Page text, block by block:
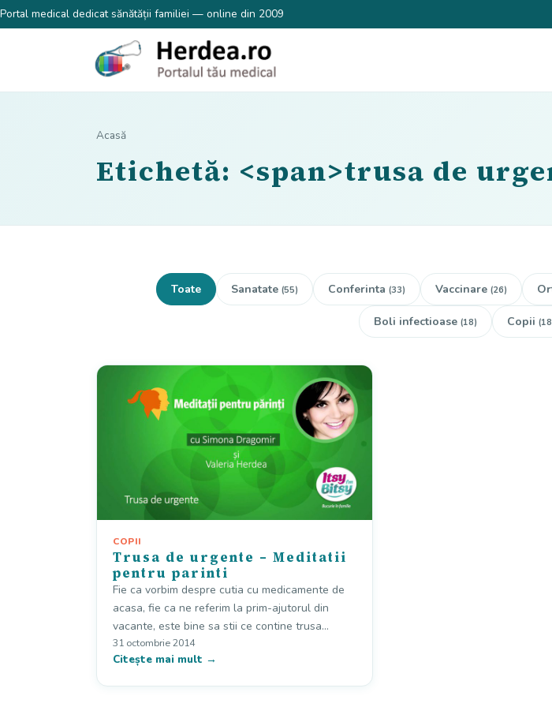
Portal medical dedicat sănătății familiei — online din 2009
Acasă
Etichetă: <span>trusa de
Toate Sanatate (55) Conferinta (33) Vaccinare (26)
Boli infectioase (18) Copii
COPII
Trusa de urgente – Meditatii
pentru parinti
Fie ca vorbim despre cutia cu medicamente de
acasa, fie ca ne referim la prim-ajutorul din
vacante, este bine sa stii ce contine trusa…
31 octombrie 2014
Citește mai mult →